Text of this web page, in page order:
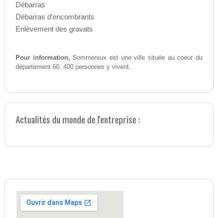
Débarras
Débarras d’encombrants
Enlèvement des gravats
Pour information, Sommereux est une ville située au coeur du
département 60. 400 personnes y vivent.
Actualités du monde de l'entreprise :